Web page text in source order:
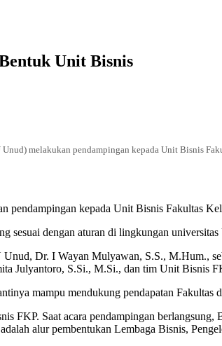
Unit Bisnis
melakukan pendampingan kepada Unit Bisnis
pendampingan kepada Unit Bisnis Fakultas
sesuai dengan aturan di lingkungan universitas
Dr. I Wayan Mulyawan, S.S., M.Hum.,
Julyantoro, S.Si., M.Si., dan tim Unit Bisnis
mampu mendukung pendapatan
Saat acara pendampingan
alur pembentukan Lembaga Bisnis,